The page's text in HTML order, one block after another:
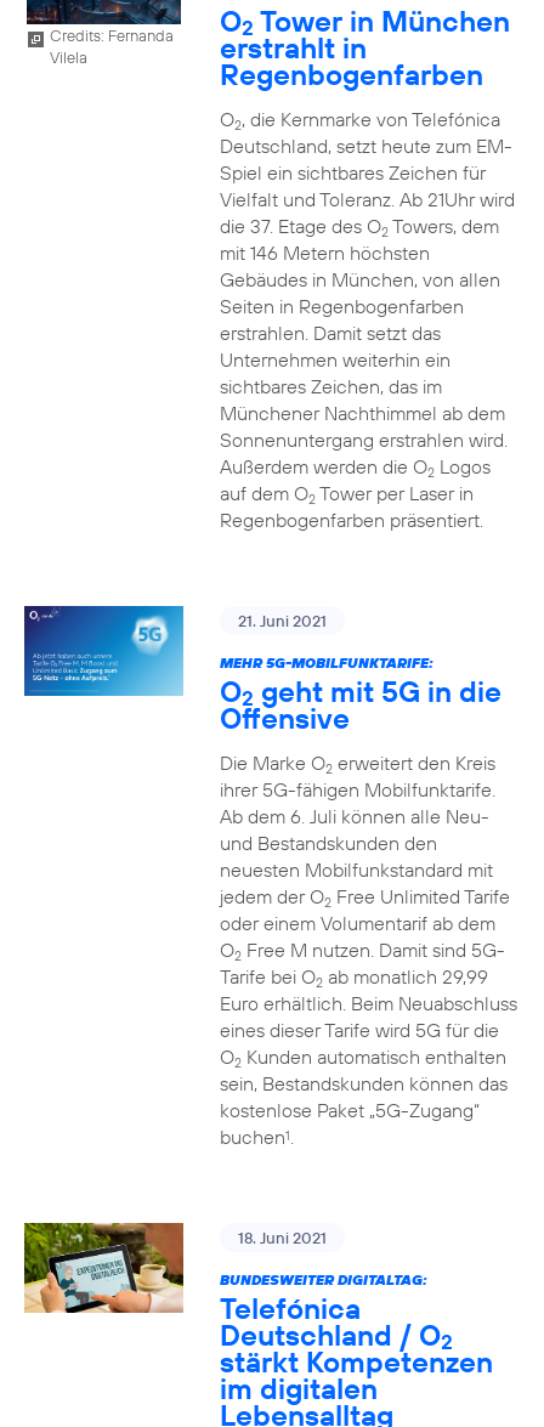
Credits: Fernanda
Vilela
O2 Tower in München
erstrahlt in
Regenbogenfarben
O2, die Kernmarke von Telefónica
Deutschland, setzt heute zum EM-
Spiel ein sichtbares Zeichen für
Vielfalt und Toleranz. Ab 21Uhr wird
die 37. Etage des O2Towers, dem
mit 146 Metern höchsten
Gebäudes in München, von allen
Seiten in Regenbogenfarben
erstrahlen. Damit setzt das
Unternehmen weiterhin ein
sichtbares Zeichen, das im
Münchener Nachthimmel ab dem
Sonnenuntergang erstrahlen wird.
Außerdem werden die O2Logos
auf dem O2Tower per Laser in
Regenbogenfarben präsentiert.
21. Juni 2021
MEHR 5G-MOBILFUNKTARIFE:
O2 geht mit 5G in die
Offensive
Die Marke O2erweitert den Kreis
ihrer 5G-fähigen Mobilfunktarife.
Ab dem 6. Juli können alle Neu-
und Bestandskunden den
neuesten Mobilfunkstandard mit
jedem der O2Free Unlimited Tarife
oder einem Volumentarif ab dem
O2Free M nutzen. Damit sind 5G-
Tarife bei O2ab monatlich 29,99
Euro erhältlich. Beim Neuabschluss
eines dieser Tarife wird 5G für die
O2Kunden automatisch enthalten
sein, Bestandskunden können das
kostenlose Paket „5G-Zugang“
buchen1.
18. Juni 2021
BUNDESWEITER DIGITALTAG:
Telefónica
Deutschland / O2
stärkt Kompetenzen
im digitalen
Lebensalltag